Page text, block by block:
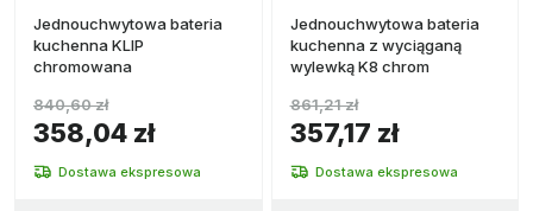
Jednouchwytowa bateria
kuchenna KLIP
chromowana
358,04 zł
840,60 zł
Dostawa ekspresowa
Jednouchwytowa bateria
kuchenna z wyciąganą
wylewką K8 chrom
357,17 zł
861,21 zł
Dostawa ekspresowa